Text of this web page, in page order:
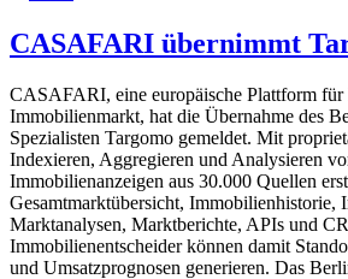
CASAFARI übernimmt
CASAFARI, eine europäische Plattform für
Immobilienmarkt, hat die Übernahme des
Spezialisten Targomo gemeldet. Mit
Indexieren, Aggregieren und Analysieren
Immobilienanzeigen aus 30.000 Quellen
Gesamtmarktübersicht, Immobilienhistorie,
Marktanalysen, Marktberichte, APIs und
Immobilienentscheider können damit
und Umsatzprognosen generieren. Das